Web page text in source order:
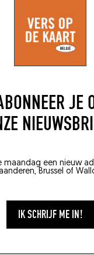
JE
maandag een nieuw
Brussel of
IK SCHRIJF ME IN!
Nederlands op de
vind je een
waarin Fooding zich
10
IK BESTEL